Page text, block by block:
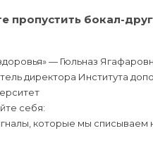
пропустить бокал-
— Гюльназ
директора Института
себя:
которые мы списываем